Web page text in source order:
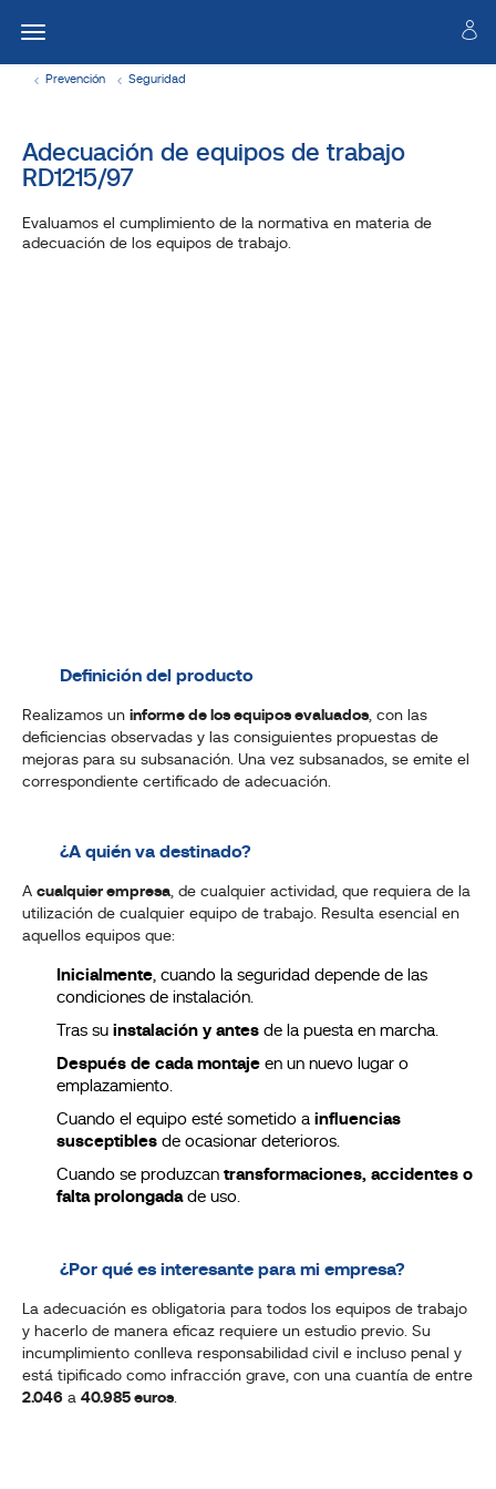
Prevención Seguridad
Adecuación de equipos de trabajo
RD1215/97
Evaluamos el cumplimiento de la normativa en materia de
adecuación de los equipos de trabajo.
Definición del producto
Realizamos un informe de los equipos evaluados, con las
deficiencias observadas y las consiguientes propuestas de
mejoras para su subsanación. Una vez subsanados, se emite el
correspondiente certificado de adecuación.
¿A quién va destinado?
A cualquier empresa, de cualquier actividad, que requiera de la
utilización de cualquier equipo de trabajo. Resulta esencial en
aquellos equipos que:
Inicialmente, cuando la seguridad depende de las
condiciones de instalación.
Tras su instalación y antes de la puesta en marcha.
Después de cada montaje en un nuevo lugar o
emplazamiento.
Cuando el equipo esté sometido a influencias
susceptibles de ocasionar deterioros.
Cuando se produzcan transformaciones, accidentes o
falta prolongadade uso.
¿Por qué es interesante para mi empresa?
La adecuación es obligatoria para todos los equipos de trabajo
y hacerlo de manera eficaz requiere un estudio previo. Su
incumplimiento conlleva responsabilidad civil e incluso penal y
está tipificado como infracción grave, con una cuantía de entre
2.046 a 40.985 euros.